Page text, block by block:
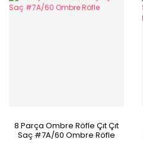
8 Parça Ombre Röfle Çıt Çıt
Saç #7A/60 Ombre Röfle